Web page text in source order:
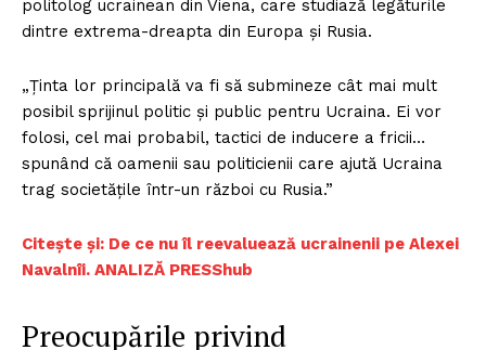
politolog ucrainean din Viena, care studiază legăturile
dintre extrema-dreapta din Europa și Rusia.
„Ținta lor principală va fi să submineze cât mai mult
posibil sprijinul politic și public pentru Ucraina. Ei vor
folosi, cel mai probabil, tactici de inducere a fricii…
spunând că oamenii sau politicienii care ajută Ucraina
trag societățile într-un război cu Rusia.”
Citește și: De ce nu îl reevaluează ucrainenii pe Alexei
Navalnîi. ANALIZĂ PRESShub
Preocupările privind